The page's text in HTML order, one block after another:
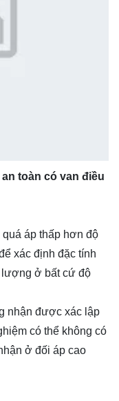
toàn có van điều
áp thấp hơn độ
xác định đặc tính
lượng ở bất cứ độ
nhận được xác lập
có thể không có
ở đối áp cao